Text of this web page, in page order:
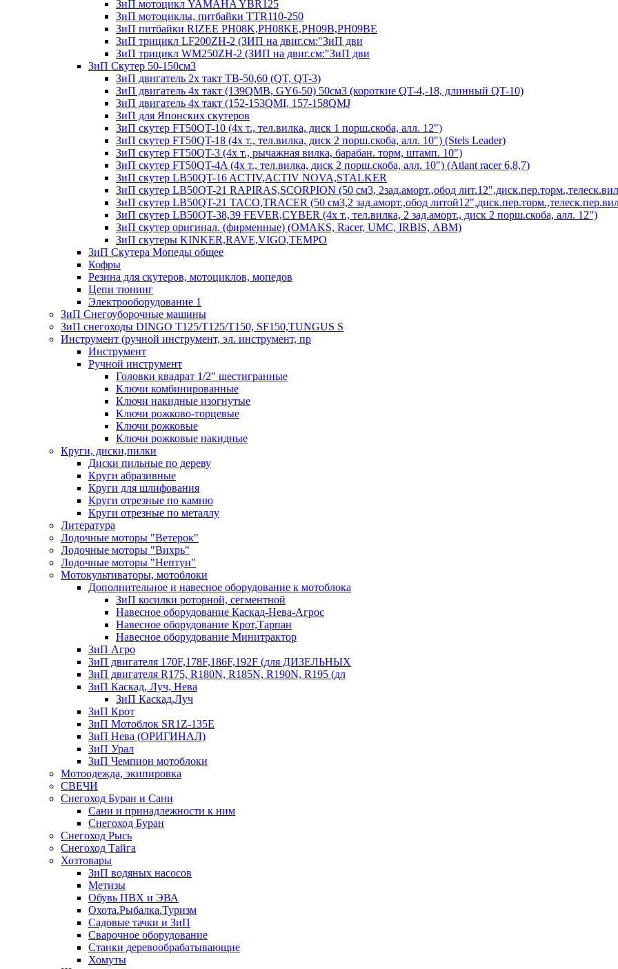
ЗиП мотоцикл YAMAHA YBR125
ЗиП мотоциклы, питбайки TTR110-250
ЗиП питбайки RIZEE PH08K,PH08KE,PH09B,PH09BE
ЗиП трицикл LF200ZH-2 (ЗИП на двиг.см:"ЗиП дви
ЗиП трицикл WM250ZH-2 (ЗИП на двиг.см:"ЗиП дви
ЗиП Скутер 50-150см3
ЗиП двигатель 2х такт ТВ-50,60 (QT, QT-3)
ЗиП двигатель 4х такт (139QMB, GY6-50) 50см3 (короткие QT-4,-18, длинный QT-10)
ЗиП двигатель 4х такт (152-153QMI, 157-158QMJ
ЗиП для Японских скутеров
ЗиП скутер FT50QT-10 (4х т., тел.вилка, диск 1 порш.скоба, алл. 12")
ЗиП скутер FT50QT-18 (4х т., тел.вилка, диск 2 порш.скоба, алл. 10") (Stels Leader)
ЗиП скутер FT50QT-3 (4х т., рычажная вилка, барабан. торм, штамп. 10")
ЗиП скутер FT50QT-4A (4х т., тел.вилка, диск 2 порш.скоба, алл. 10") (Atlant racer 6,8,7)
ЗиП скутер LB50QT-16 ACTIV,ACTIV NOVA,STALKER
ЗиП скутер LB50QT-21 RAPIRAS,SCORPION (50 см3, 2зад.аморт.,обод
ЗиП скутер LB50QT-21 TACO,TRACER (50 см3,2 зад.аморт.,обод
ЗиП скутер LB50QT-38,39 FEVER,CYBER (4х т., тел.вилка, 2 зад.аморт., диск 2 порш.скоба, алл. 12")
ЗиП скутер оригинал. (фирменные) (OMAKS, Racer, UMC, IRBIS, АВМ)
ЗиП скутеры KINKER,RAVE,VIGO,TEMPO
ЗиП Скутера Мопеды общее
Кофры
Резина для скутеров, мотоциклов, мопедов
Цепи тюнинг
Электрооборудование 1
ЗиП Снегоуборочные машины
ЗиП снегоходы DINGO T125/T125/T150, SF150,TUNGUS S
Инструмент (ручной инструмент, эл. инструмент, пр
Инструмент
Ручной инструмент
Головки квадрат 1/2" шестигранные
Ключи комбинированные
Ключи накидные изогнутые
Ключи рожково-торцевые
Ключи рожковые
Ключи рожковые накидные
Круги, диски,пилки
Диски пильные по дереву
Круги абразивные
Круги для шлифования
Круги отрезные по камню
Круги отрезные по металлу
Литература
Лодочные моторы "Ветерок"
Лодочные моторы "Вихрь"
Лодочные моторы "Нептун"
Мотокультиваторы, мотоблоки
Дополнительное и навесное оборудование к мотоблока
ЗиП косилки роторной, сегментной
Навесное оборудование Каскад-Нева-Агрос
Навесное оборудование Крот,Тарпан
Навесное оборудование Минитрактор
ЗиП Агро
ЗиП двигателя 170F,178F,186F,192F (для ДИЗЕЛЬНЫХ
ЗиП двигателя R175, R180N, R185N, R190N, R195 (дл
ЗиП Каскад, Луч, Нева
ЗиП Каскад,Луч
ЗиП Крот
ЗиП Мотоблок SR1Z-135E
ЗиП Нева (ОРИГИНАЛ)
ЗиП Урал
ЗиП Чемпион мотоблоки
Мотоодежда, экипировка
СВЕЧИ
Снегоход Буран и Сани
Сани и принадлежности к ним
Снегоход Буран
Снегоход Рысь
Снегоход Тайга
Хозтовары
ЗиП водяных насосов
Метизы
Обувь ПВХ и ЭВА
Охота.Рыбалка.Туризм
Садовые тачки и ЗиП
Сварочное оборудование
Станки деревообрабатывающие
Хомуты